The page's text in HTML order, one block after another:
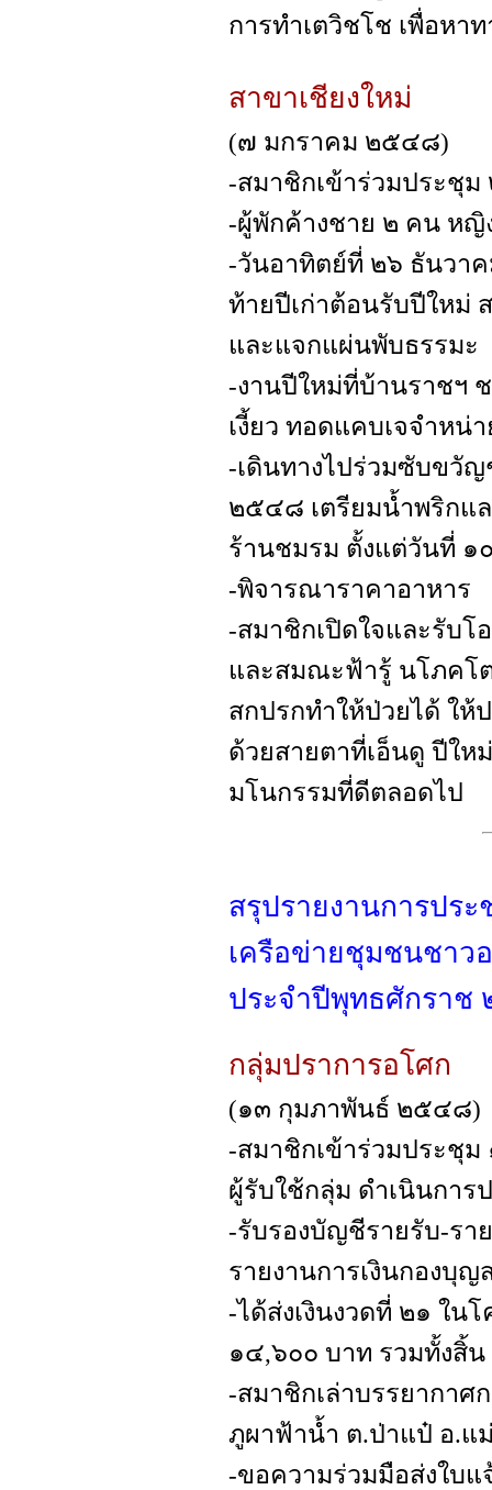
การทำเตวิชโช เพื่อหา
สาขาเชียงใหม่
(๗ มกราคม ๒๕๔๘)
-สมาชิกเข้าร่วมประชุม
-ผู้พักค้างชาย ๒ คน หญิ
-วันอาทิตย์ที่ ๒๖ ธันวา
ท้ายปีเก่าต้อนรับปีใหม่
และแจกแผ่นพับธรรมะ
-งานปีใหม่ที่บ้านราชฯ
เงี้ยว ทอดแคบเจจำหน่
-เดินทางไปร่วมซับขวั
๒๕๔๘ เตรียมน้ำพริกแ
ร้านชมรม ตั้งแต่วันที่
-พิจารณาราคาอาหาร
-สมาชิกเปิดใจและรับ
และสมณะฟ้ารู้ นโภคโ
สกปรกทำให้ป่วยได้ ให้
ด้วยสายตาที่เอ็นดู ปีใ
มโนกรรมที่ดีตลอดไป
สรุปรายงานการประ
เครือข่ายชุมชนชาว
ประจำปีพุทธศักรา
กลุ่มปราการอโศก
(๑๓ กุมภาพันธ์ ๒๕๔๘)
-สมาชิกเข้าร่วมประชุ
ผู้รับใช้กลุ่ม ดำเนินการ
-รับรองบัญชีรายรับ-รา
รายงานการเงินกองบุญ
-ได้ส่งเงินงวดที่ ๒๑ ใน
๑๔,๖๐๐ บาท รวมทั้งสิ้
-สมาชิกเล่าบรรยากา
ภูผาฟ้าน้ำ ต.ป่าแป๋ อ.แ
-ขอความร่วมมือส่งใบแ